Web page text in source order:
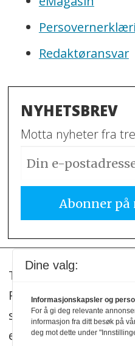
Redaktøransvar
NYHETSBREV
Motta nyheter fra
Treindustrien og
Redaktørplakaten,
sitt arbeid de etiske
er formulert i Norsk
Dine valg:
Informasjonskapsler og
For å gi deg relevante
informasjon fra ditt besøk på
deg mot dette under